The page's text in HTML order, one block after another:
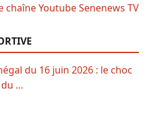
du 16 juin 2026 : le choc
du …